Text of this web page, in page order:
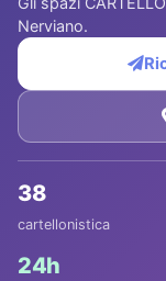
Nerviano.
38
cartellonistica
24h